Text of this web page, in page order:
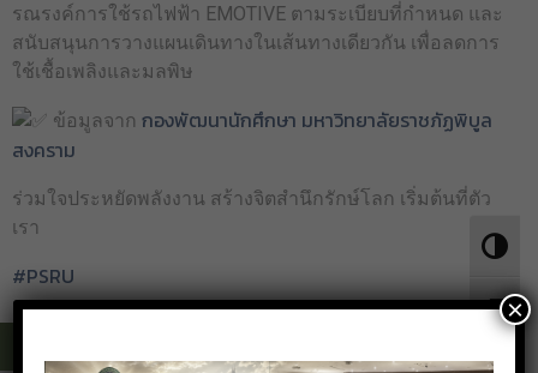
Toggle
รณรงค์การใช้รถไฟฟ้า EMOTIVE ตามระเบียบที่กำหนด และ
สนับสนุนการวางแผนเดินทางในเส้นทางเดียวกัน เพื่อลดการ
ใช้เชื้อเพลิงและมลพิษ
ข้อมูลจาก กองพัฒนานักศึกษา มหาวิทยาลัยราชภัฏพิบูล
สงคราม
ร่วมใจประหยัดพลังงาน สร้างจิตสำนึกรักษ์โลก เริ่มต้นที่ตัว
เรา
#PSRU
×